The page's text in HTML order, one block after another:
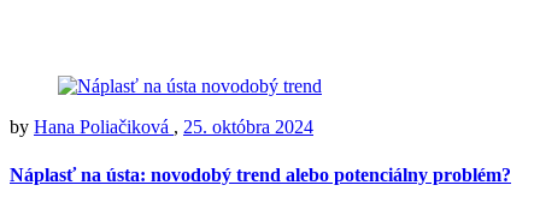
by Hana Poliačiková , 25. októbra 2024
Náplasť na ústa: novodobý trend alebo potenciálny problém?